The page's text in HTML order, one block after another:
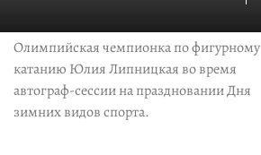
Олимпийская чемпионка по фигурному
катанию Юлия Липницкая во время
автограф-сессии на праздновании Дня
зимних видов спорта.